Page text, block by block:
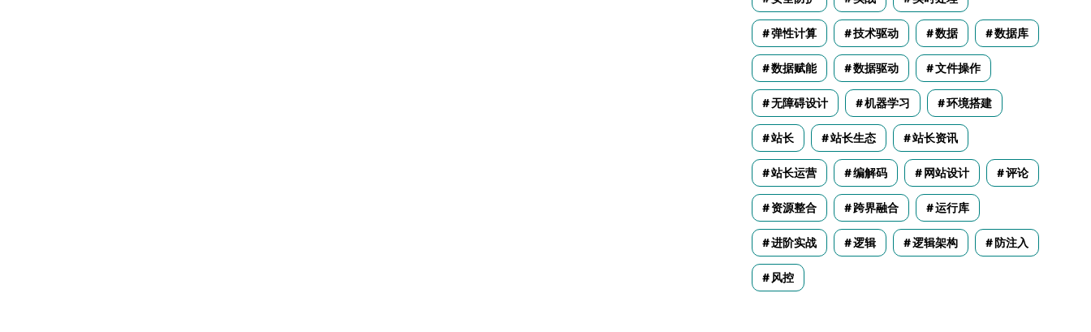
弹性计算 技术驱动 数据 数据库
数据赋能 数据驱动 文件操作
无障碍设计 机器学习 环境搭建
站长 站长生态 站长资讯
站长运营 编解码 网站设计 评论
资源整合 跨界融合 运行库
进阶实战 逻辑 逻辑架构 防注入
风控